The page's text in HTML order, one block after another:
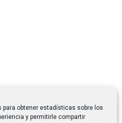
para obtener estadísticas sobre los
y permitirle compartir